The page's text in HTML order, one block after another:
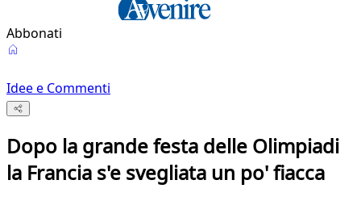
Abbonati
Idee e Commenti
Dopo la grande festa delle Olimpiadi
la Francia s'e svegliata un po' fiacca